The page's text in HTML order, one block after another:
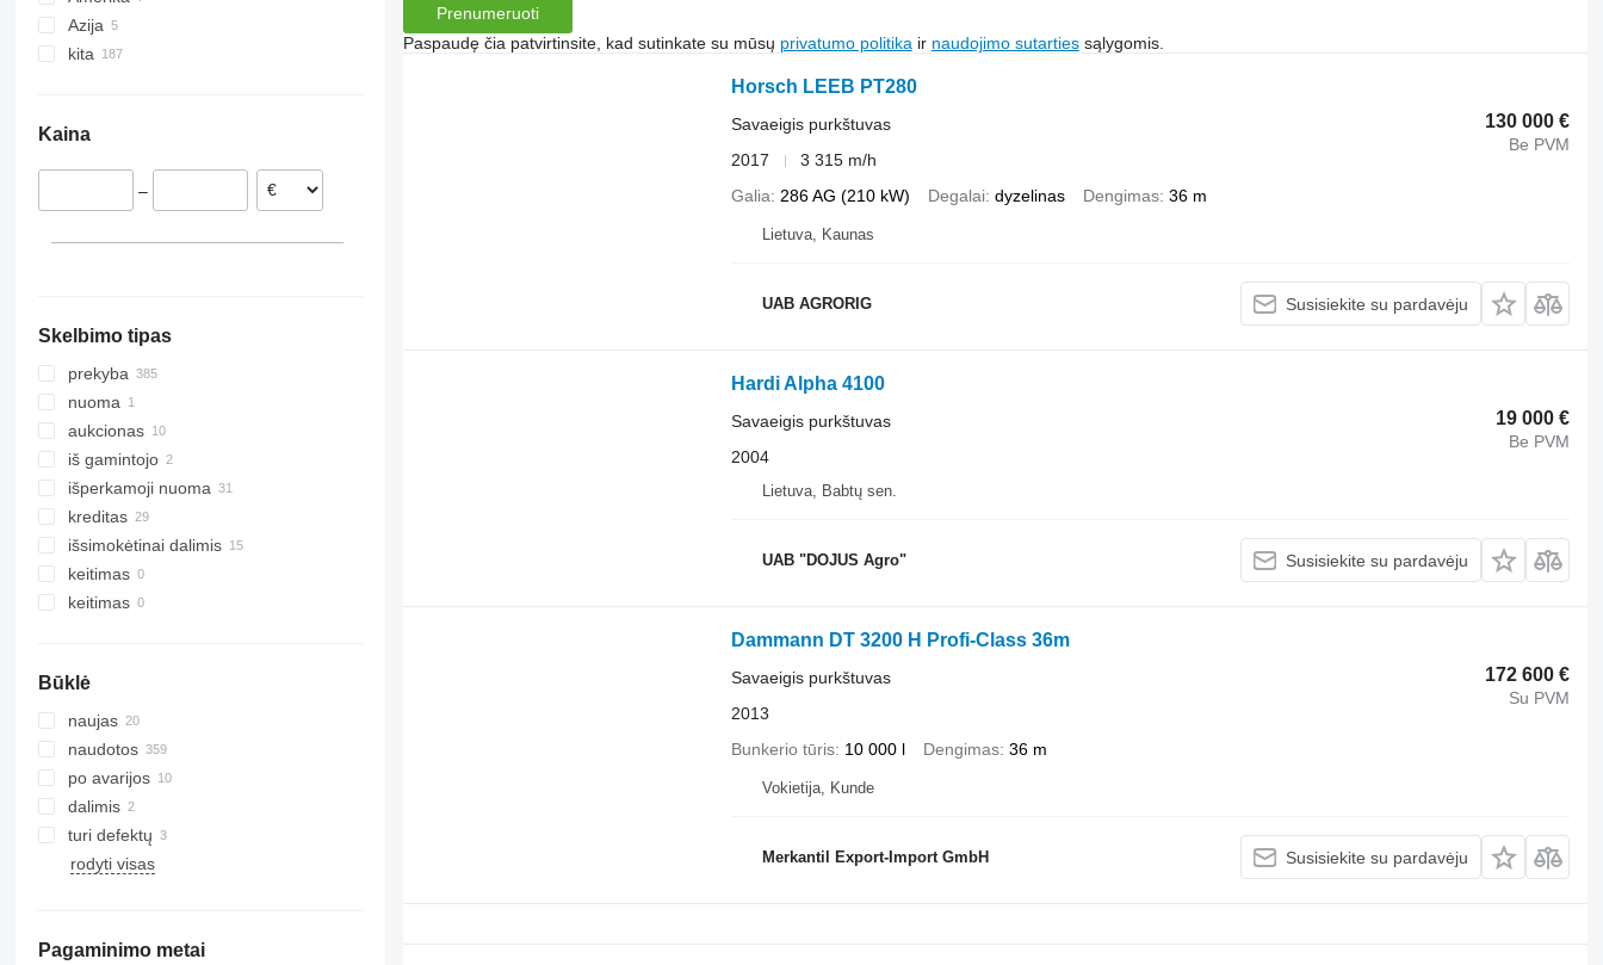
Slovakija
Čekija
Azija
kita
Kaina
–
Skelbimo tipas
prekyba
nuoma
aukcionas
iš gamintojo
išperkamoji nuoma
kreditas
išsimokėtinai dalimis
keitimas
keitimas
Būklė
naujas
naudotos
po avarijos
dalimis
turi defektų
rodyti visas
Pagaminimo metai
Prenumeruoti
Paspaudę čia patvirtinsite, kad sutinkate su mūsų privatumo politika ir naudojimo sutartiessąlygomis.
Horsch LEEB PT280
130 000 €
Be PVM
Savaeigis purkštuvas
2017
3 315 m/h
Galia
286 AG (210 kW) Degalai dyzelinas Dengimas 36 m
Lietuva, Kaunas
UAB AGRORIG Susisiekite su pardavėju
Hardi Alpha 4100
19 000 €
Be PVM
Savaeigis purkštuvas
2004
Lietuva, Babtų sen.
UAB "DOJUS Agro" Susisiekite su pardavėju
Dammann DT 3200 H Profi-Class 36m
172 600 €
Su PVM
Savaeigis purkštuvas
2013
Bunkerio tūris 10 000 l Dengimas 36 m
Vokietija, Kunde
Merkantil Export-Import GmbH Susisiekite su pardavėju